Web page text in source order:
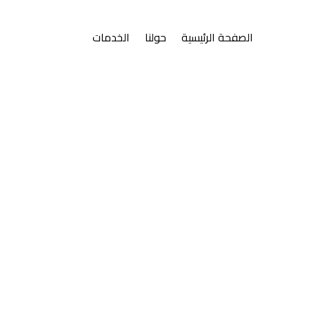
الصفحة الرئيسية حولنا الخدمات